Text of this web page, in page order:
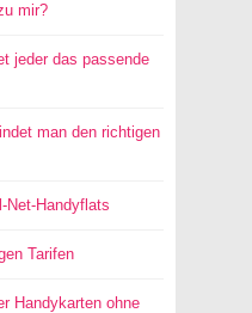
mir?
jeder das passende
man den richtigen
Net-Handyflats
Tarifen
Handykarten ohne